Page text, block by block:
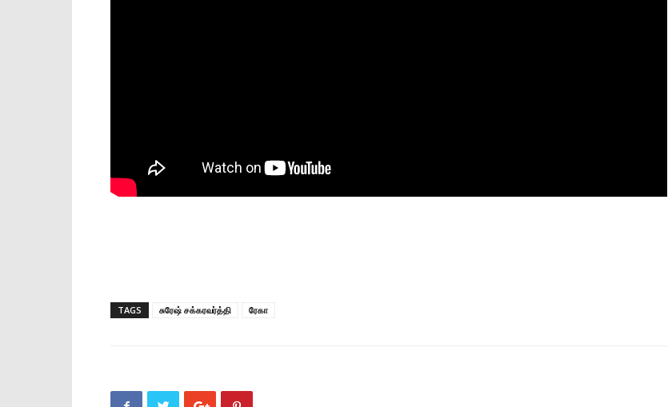
TAGS சுரேஷ் சக்கரவர்த்தி ரேகா